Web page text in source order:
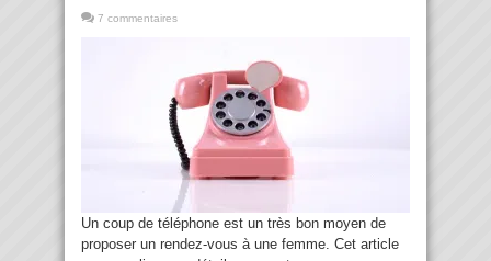
7 commentaires
Un coup de téléphone est un très bon moyen de
proposer un rendez-vous à une femme. Cet article